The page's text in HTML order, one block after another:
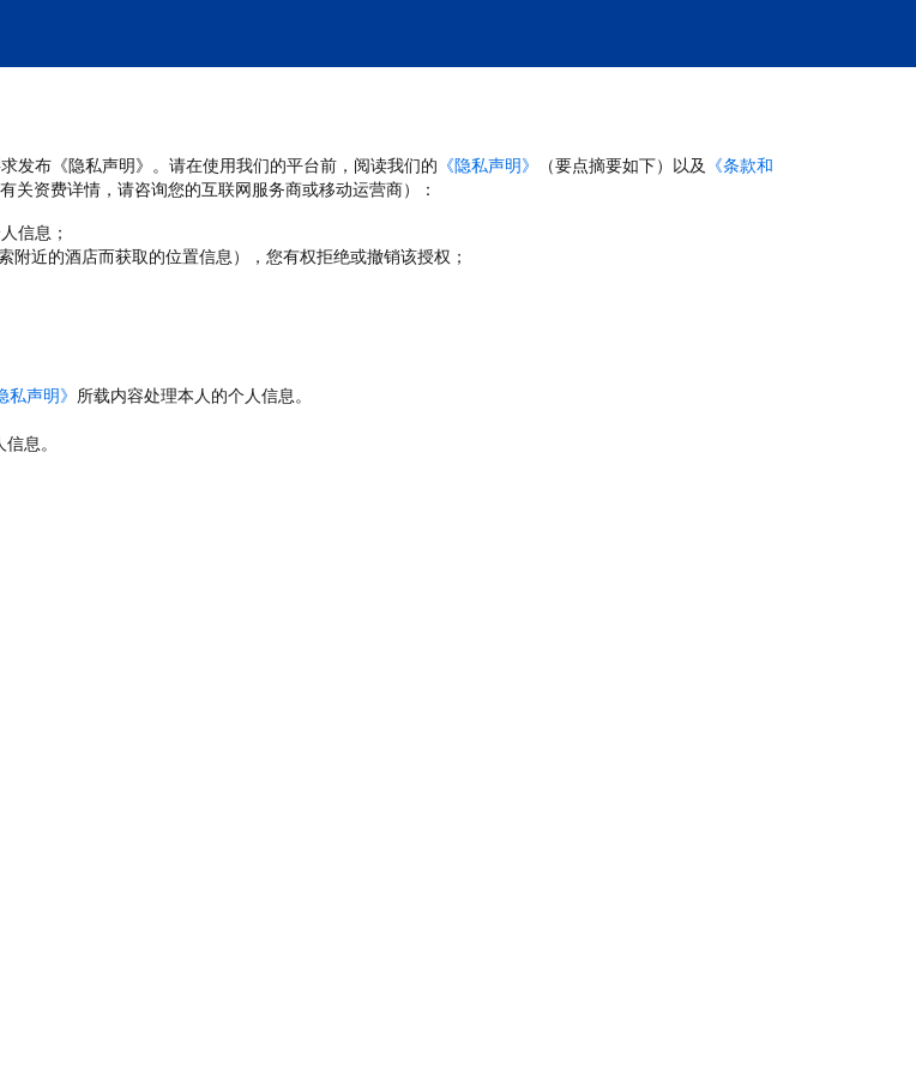
发布《隐私声明》。请在使用我们的平台前，阅读我们的 《隐私声明》 （要点摘要如下）以及 《条款和
关资费详情，请咨询您的互联网服务商或移动运营商）：
信息；
近的酒店而获取的位置信息），您有权拒绝或撤销该授权；
私声明》 所载内容处理本人的个人信息。
息。